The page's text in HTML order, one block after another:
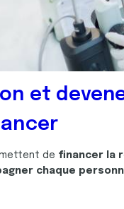
et
de financer la
chaque